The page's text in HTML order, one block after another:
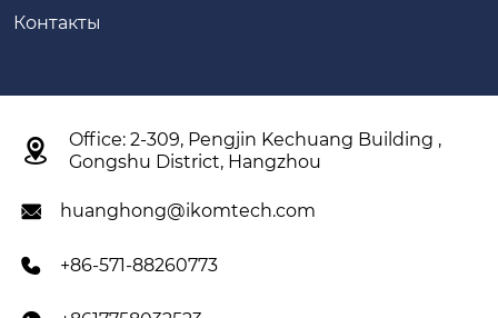
Контакты

Office: 2-309, Pengjin Kechuang Building ,
Gongshu District, Hangzhou
 huanghong@ikomtech.com
 +86-571-88260773